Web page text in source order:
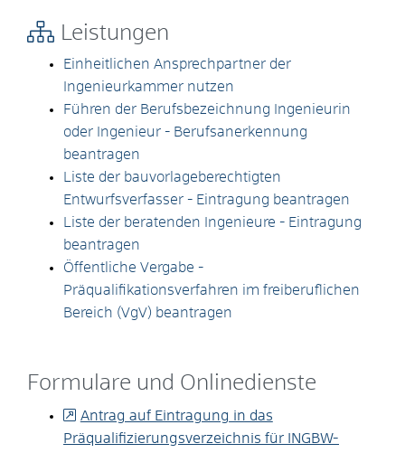
Leistungen
Einheitlichen Ansprechpartner der
Ingenieurkammer nutzen
Führen der Berufsbezeichnung Ingenieurin
oder Ingenieur - Berufsanerkennung
beantragen
Liste der bauvorlageberechtigten
Entwurfsverfasser - Eintragung beantragen
Liste der beratenden Ingenieure - Eintragung
beantragen
Öffentliche Vergabe -
Präqualifikationsverfahren im freiberuflichen
Bereich (VgV) beantragen
Formulare und Onlinedienste
Antrag auf Eintragung in das
Präqualifizierungsverzeichnis für INGBW-